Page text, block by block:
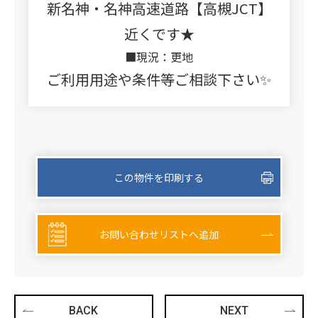
新名神・名神高速道路【高槻JCT】
近くです★
■現況：更地
ご利用用途や条件等ご相談下さい✨
この物件を印刷する
お問い合わせリストへ追加
BACK NEXT